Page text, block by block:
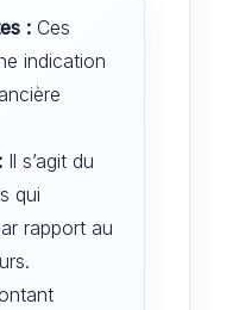
: Ces
indication
Il s’agit du
qui
rapport au